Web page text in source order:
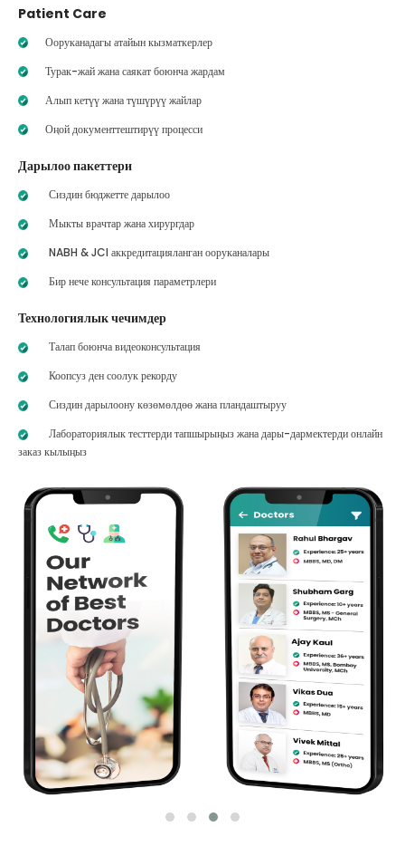
Patient Care
Ооруканадагы атайын кызматкерлер
Турак-жай жана саякат боюнча жардам
Алып кетүү жана түшүрүү жайлар
Оңой документтештирүү процесси
Дарылоо пакеттери
Сиздин бюджетте дарылоо
Мыкты врачтар жана хирургдар
NABH & JCI аккредитацияланган ооруканалары
Бир нече консультация параметрлери
Технологиялык чечимдер
Талап боюнча видеоконсультация
Коопсуз ден соолук рекорду
Сиздин дарылоону көзөмөлдөө жана пландаштыруу
Лабораториялык тесттерди тапшырыңыз жана дары-дармектерди онлайн
заказ кылыңыз